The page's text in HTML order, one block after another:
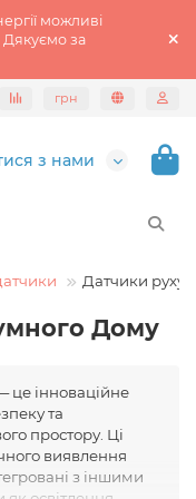
можливі
Дякуємо за
грн
з нами
Датчики руху
Дому
це інноваційне
та
простору. Ці
виявлення
з іншими